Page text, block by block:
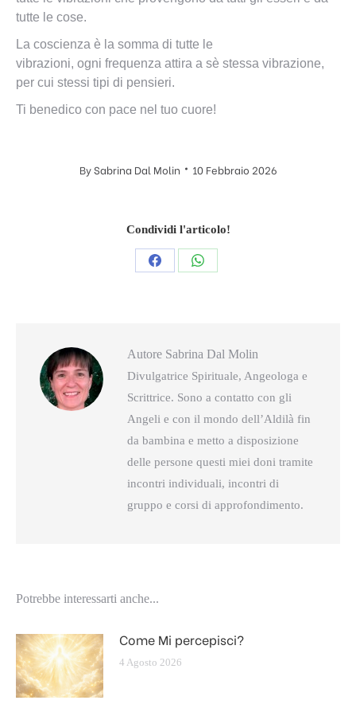
tutte le cose.
La coscienza è la somma di tutte le
vibrazioni, ogni frequenza attira a sè stessa vibrazione,
per cui stessi tipi di pensieri.
Ti benedico con pace nel tuo cuore!
BySabrina Dal Molin 10 Febbraio 2026
Condividi l'articolo!
CondividiCondividi
Autore Sabrina Dal Molin
Divulgatrice Spirituale, Angeologa e
Scrittrice. Sono a contatto con gli
Angeli e con il mondo dell’Aldilà fin
da bambina e metto a disposizione
delle persone questi miei doni tramite
incontri individuali, incontri di
gruppo e corsi di approfondimento.
Potrebbe interessarti anche...
Come Mi percepisci?
4 Agosto 2026